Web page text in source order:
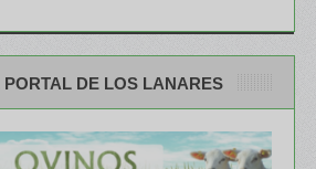
PORTAL DE LOS LANARES